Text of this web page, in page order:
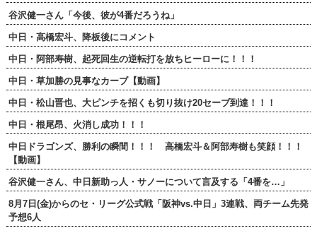
谷沢健一さん「今後、彼が4番だろうね」
中日・高橋宏斗、降板後にコメント
中日・阿部寿樹、起死回生の逆転打を放ちヒーローに！！！
中日・草加勝の見事なカーブ【動画】
中日・松山晋也、大ピンチを招くも切り抜け20セーブ到達！！！
中日・根尾昂、火消し成功！！！
中日ドラゴンズ、勝利の瞬間！！！ 高橋宏斗＆阿部寿樹も笑顔！！！
【動画】
谷沢健一さん、中日新助っ人・サノーについて言及する「4番を…」
8月7日(金)からのセ・リーグ公式戦「阪神vs.中日」3連戦、両チーム先発
予想6人